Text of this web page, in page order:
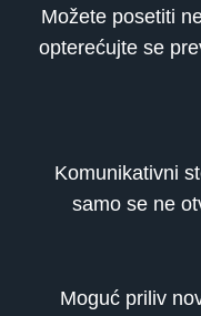
Možete posetiti
opterećujte se
Komunikativni
samo se ne
Moguć priliv